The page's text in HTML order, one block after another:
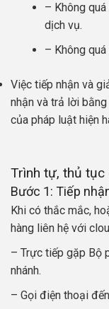
– Không
dịch vụ.
– Không
Việc tiếp nhận và
nhận và trả lời
của pháp luật hiện
Trình tự, thủ tục
Bước 1: Tiếp
Khi có thắc mắc,
hàng liên hệ với
– Trực tiếp gặp Bộ
nhánh.
– Gọi điện thoại